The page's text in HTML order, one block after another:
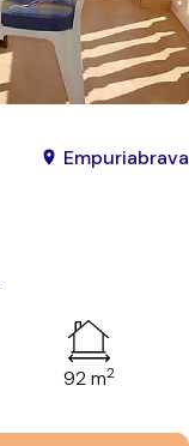
Empuriabrava
92 m2